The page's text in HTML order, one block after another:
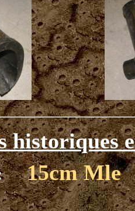
historiques
15cm Mle